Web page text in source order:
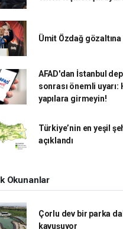
Ümit Özdağ gözaltına
AFAD'dan İstanbul
sonrası önemli uyarı:
yapılara girmeyin!
Türkiye’nin en yeşil
açıklandı
Okunanlar
Çorlu dev bir parka
kavuşuyor